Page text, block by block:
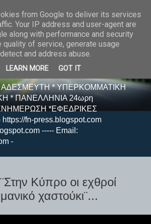
R E S S -
ΑΔΕΣΜΕΥΤΗ * ΥΠΕΡΚΟΜΜΑΤΙΚΗ
* ΠΑΝΕΛΛΗΝΙΑ 24ωρη
*ΕΦΕΔΡΙΚΕΣ
fn-press.blogspot.com
----- Email:
-
Κύπρο οι εχθροί
χαστούκι¨...
from Google to deliver its services
Your IP address and user-agent are
along with performance and security
quality of service, generate usage
and address abuse.
LEARN MORE GOT IT